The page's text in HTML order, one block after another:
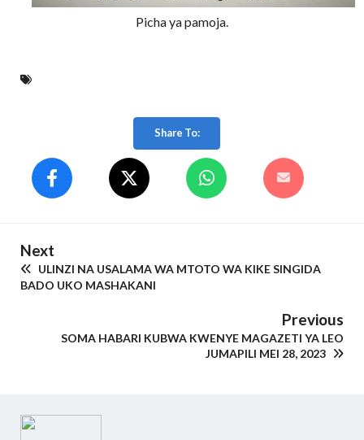
Picha ya pamoja.
Share To:
Next
ULINZI NA USALAMA WA MTOTO WA KIKE SINGIDA
BADO UKO MASHAKANI
Previous
SOMA HABARI KUBWA KWENYE MAGAZETI YA LEO
JUMAPILI MEI 28, 2023